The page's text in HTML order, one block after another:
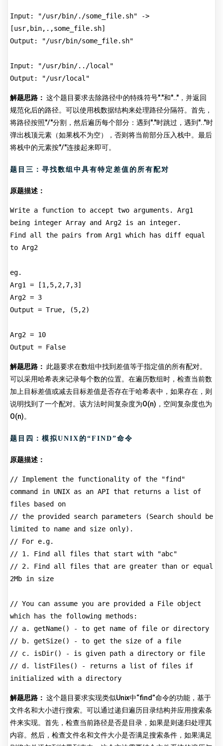
Input: "/usr/bin/./some_file.sh" ->
[usr,bin,.,some_file.sh]
Output: "/usr/bin/some_file.sh"
Input: "/usr/bin/../local"
Output: "/usr/local"
解题思路： 这个题目要求去除路径中的特殊符号"."和".."，并返回
规范化后的路径。可以使用栈数据结构来处理路径分隔符。首先，
将路径按照"/"分割，然后遍历每个部分：遇到"."时跳过，遇到".."时
弹出栈顶元素（如果栈不为空），否则将当前部分压入栈中。最后
将栈中的元素按"/"连接起来即可。
题目三：寻找数组中具有特定差值的所有配对
原题描述：
Write a function to accept two arguments. Arg1
being integer Array and Arg2 is an integer.
Find all the pairs from Arg1 which has diff equal
to Arg2
eg.
Arg1 = [1,5,2,7,3]
Arg2 = 3
Output = True, (5,2)
Arg2 = 10
Output = False
解题思路： 此题要求在数组中找到差值等于指定值的所有配对。
可以采用哈希表来记录每个数的位置。在遍历数组时，检查当前数
加上目标差值或减去目标差值是否存在于哈希表中，如果存在，则
说明找到了一个配对。该方法时间复杂度为O(n)，空间复杂度也为
O(n)。
题目四：模拟UNIX的“FIND”命令
原题描述：
// Implement the functionality of the "find"
command in UNIX as an API that returns a list of
files based on
// the provided search parameters (Search should be
limited to name and size only).
// For e.g.
// 1. Find all files that start with "abc"
// 2. Find all files that are greater than or equal
2Mb in size
// You can assume you are provided a File object
which has the following methods:
// a. getName() - to get name of file or directory
// b. getSize() - to get the size of a file
// c. isDir() - is given path a directory or file
// d. listFiles() - returns a list of files if
initialized with a directory
解题思路： 这个题目要求实现类似Unix中“find”命令的功能，基于
文件名和大小进行搜索。可以通过递归遍历目录结构并应用搜索条
件来实现。首先，检查当前路径是否是目录，如果是则递归处理其
内容。然后，检查文件名和文件大小是否满足搜索条件，如果满足